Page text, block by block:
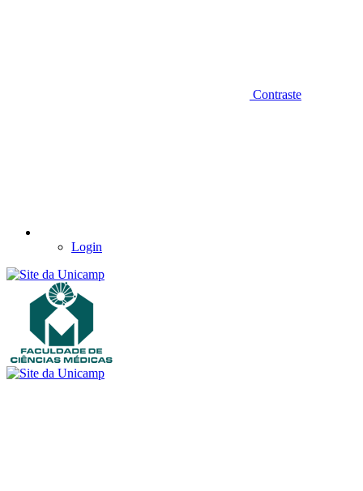
Contraste
Login